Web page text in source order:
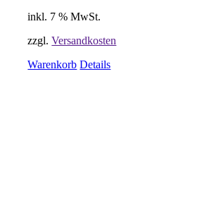
inkl. 7 % MwSt.
zzgl.Versandkosten
Warenkorb Details